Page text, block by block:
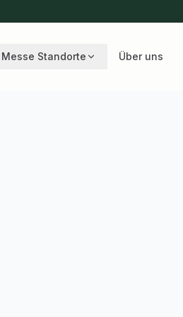
Messe Standorte Über uns